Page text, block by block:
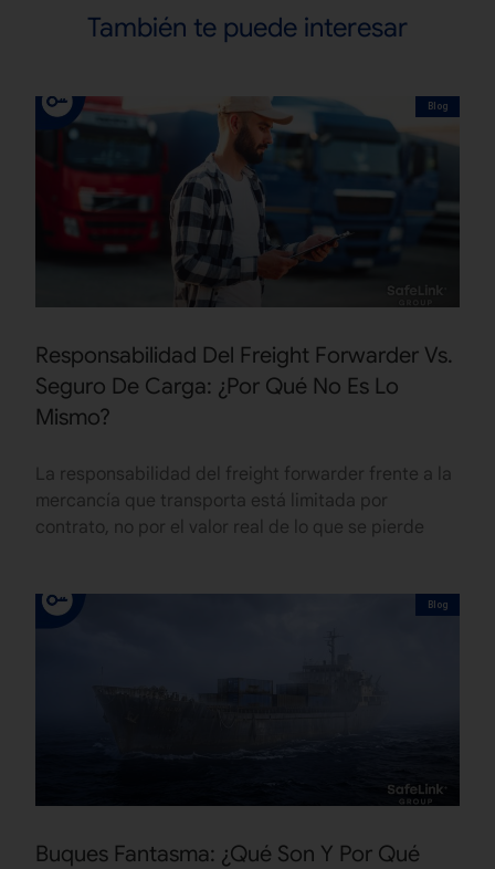
También te puede interesar
Blog
Responsabilidad Del Freight Forwarder Vs.
Seguro De Carga: ¿Por Qué No Es Lo
Mismo?
La responsabilidad del freight forwarder frente a la
mercancía que transporta está limitada por
contrato, no por el valor real de lo que se pierde
Blog
Buques Fantasma: ¿Qué Son Y Por Qué